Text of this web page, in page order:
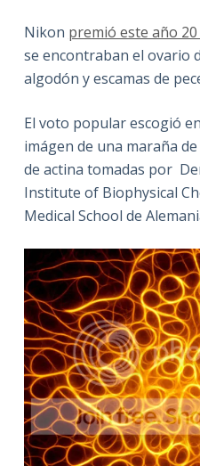
Nikon premió este año
se encontraban el ovario
algodón y escamas de
El voto popular escogió
imágen de una maraña
de actina tomadas por
Institute of Biophysical
Medical School de